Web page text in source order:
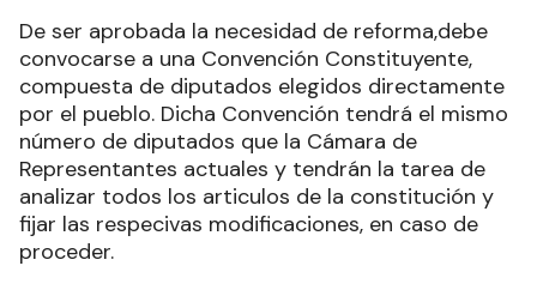
De ser aprobada la necesidad de reforma,debe
convocarse a una Convención Constituyente,
compuesta de diputados elegidos directamente
por el pueblo. Dicha Convención tendrá el mismo
número de diputados que la Cámara de
Representantes actuales y tendrán la tarea de
analizar todos los articulos de la constitución y
fijar las respecivas modificaciones, en caso de
proceder.